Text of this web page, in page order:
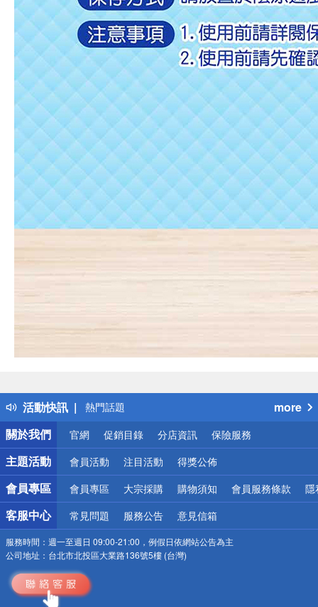
活動快訊
偏遠地區配送
得獎公告
熱門話題
銀行優惠
偏遠地區配送
詐騙網頁！請小心！
more
關於我們
官網 促銷目錄 分店資訊 保險服務
主題活動 會員活動 注目活動 得獎公佈
會員專區 會員專區 大宗採購 購物須知 會員服務條款 隱
客服中心 常見問題 服務公告 意見信箱
服務時間： 週一至週日 09:00-21:00，例假日依網站公告為主
公司地址： 台北市北投區大業路136號5樓 (台灣)